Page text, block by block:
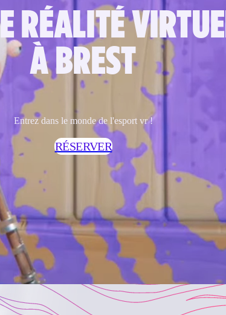
RÉALITÉ
À BREST
Entrez dans le monde de l'esport vr !
RÉSERVER